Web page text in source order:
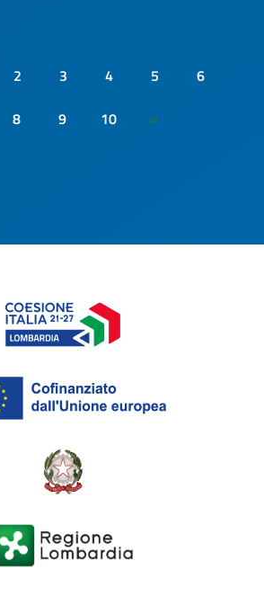
2 3 4 5
6
8 9 10 »